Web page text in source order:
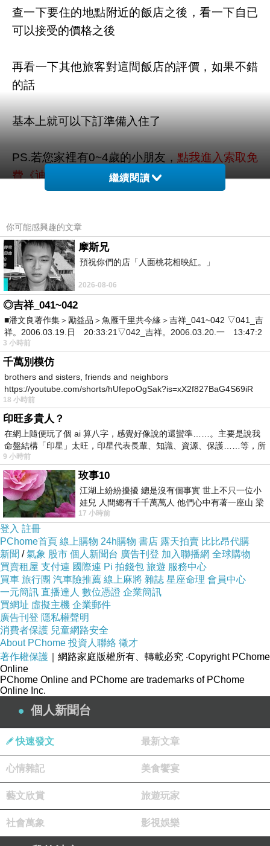
查一下要住的地點附近的飯店之後，看一下自已
可以接受的價格之後
再看一下其他旅客對這間飯店的評價，如果不錯
的話
基本上就可以下訂準備入住了
PS.若您家裡有0~4歲的小朋友，點我進入索取免
費《迪士尼美語世界試用包》
限量特優價格按鈕
繼續閱讀
你可能感興趣的文章
摩斯兄
預祝你們的店「人面桃花相映紅。」
2026-08-06
◎吉祥_041~042
■潘文良著作集＞勵益品＞魚雁千里共今緣＞吉祥_041~042 ▽041_吉
祥。2006.03.19.日 20:33:21▽042_吉祥。2006.03.20.一 13:47:2
3 小時前
千萬別模仿
brothers and sisters, friends and neighbors
https://youtube.com/shorts/hUfepoOgSak?is=xX2f827BaG4S69iR
https
18 小時前
印旺多貴人？
在網上隨便玩了個 ai 算八字，感覺好像說的還蠻準……。主要是說我
命盤結構「印星」太旺，印星代表長輩、知識、資源、保護……等，所
9 小時前
玫事10
江湖上紛紛擾擾 總是沒有個事實 世上不只一位小
娃兒 人間總有千千萬萬人 他們心中有著一座山 梁
山佛山泰華衡恆嵩 一山之高
17 小時前
登入 註冊
PChome首頁 線上購物 24h購物 書店 露天拍賣 比比昂代購
新聞 /氣象 股市 個人新聞台 廣告刊登 加入聯播網 全球購物
買賣租屋 支付連 國際連 Pi 拍錢包 旅遊 服務中心
買車 旅行團 汽車險推薦 線上麻將 雜誌 星座命理 會員中心
一元簡訊 直播達人 數位憑證 企業簡訊
買網址 虛擬主機 企業郵件
廣告刊登 隱私權聲明
消費者保護 兒童網路安全
About PChome 投資人聯絡 徵才
著作權保護 ｜網路家庭版權所有、轉載必究 ‧Copyright PChome
Online
PChome Online and PChome are trademarks of PChome
Online Inc.
個人新聞台
快速發文 最新文章
心情雜記 美食饗宴
藝文欣賞 旅遊玩家
社會萬象 影視娛樂